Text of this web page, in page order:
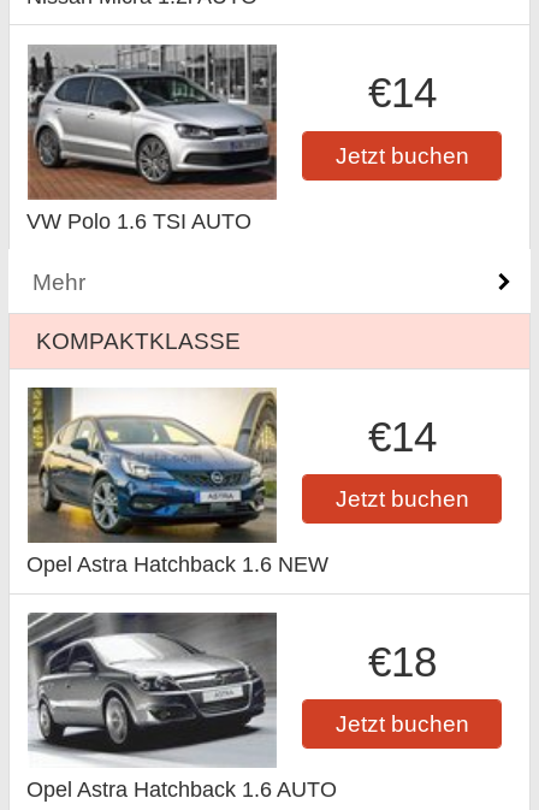
€14
Jetzt buchen
VW Polo 1.6 TSI AUTO
Mehr
KOMPAKTKLASSE
€14
Jetzt buchen
Opel Astra Hatchback 1.6 NEW
€18
Jetzt buchen
Opel Astra Hatchback 1.6 AUTO